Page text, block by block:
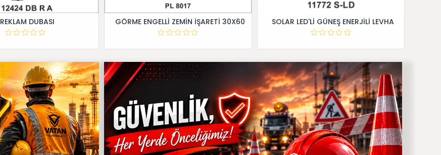
REKLAM DUBASI GÖRME ENGELLİ ZEMİN İŞARETİ 30X60 SOLAR LED'Lİ GÜNEŞ ENERJİLİ LEVHA